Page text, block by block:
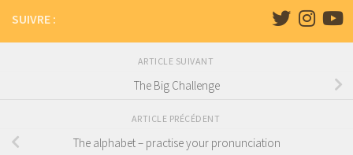
SUIVRE :
ARTICLE SUIVANT
The Big Challenge
ARTICLE PRÉCÉDENT
The alphabet – practise your pronunciation